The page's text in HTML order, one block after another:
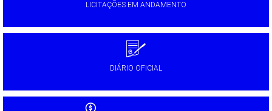
LICITAÇÕES EM ANDAMENTO
DIÁRIO OFICIAL